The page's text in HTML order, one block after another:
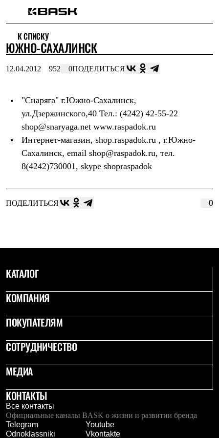
Интернет-магазин
Мужская одежда
Утепленная пухом
Куртки
Брюки
Утепленная синтетикой
Куртки
Брюки
Штормовая одежда
Куртки
Софтшелл одежда
Куртки
Брюки
Легкое термобелье
Футболки
Рубашки
Брюки
Женская одежда
Утепленная пухом
Брюки
Жилеты
Куртки
Штормовая одежда
Куртки
Софтшелл одежда
Куртки
Брюки
Лёгкая одежда
К СПИСКУ
ЮЖНО-САХАЛИНСК
12.04.2012 952 0ПОДЕЛИТЬСЯ
"Снаряга" г.Южно-Сахалинск,
ул.Дзержинского,40 Тел.: (4242) 42-55-22
shop@snaryaga.net www.raspadok.ru
Интернет-магазин, shop.raspadok.ru , г.Южно-
Сахалинск, email shop@raspadok.ru, тел.
8(4242)730001, skype shopraspadok
ПОДЕЛИТЬСЯ 0
КАТАЛОГ
КОМПАНИЯ
ПОКУПАТЕЛЯМ
СОТРУДНИЧЕСТВО
МЕДИА
КОНТАКТЫ
Все контакты
Официальные каналы BASK о жизни и развитии бренда
Telegram
Youtube
Odnoklassniki
Vkontakte